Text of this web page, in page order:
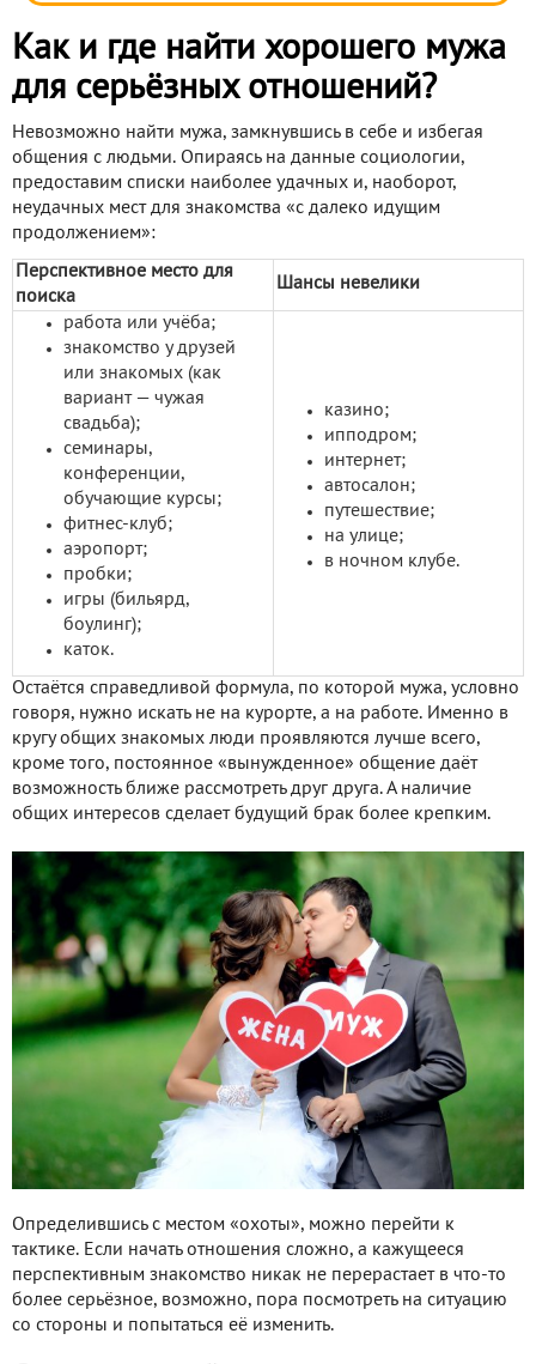
Как и где найти хорошего мужа
для серьёзных отношений?
Невозможно найти мужа, замкнувшись в себе и избегая
общения с людьми. Опираясь на данные социологии,
предоставим списки наиболее удачных и, наоборот,
неудачных мест для знакомства «с далеко идущим
продолжением»:
Перспективное место для
поиска
Шансы невелики
работа или учёба;
знакомство у друзей
или знакомых (как
вариант — чужая
свадьба);
семинары,
конференции,
обучающие курсы;
фитнес-клуб;
аэропорт;
пробки;
игры (бильярд,
боулинг);
каток.
казино;
ипподром;
интернет;
автосалон;
путешествие;
на улице;
в ночном клубе.
Остаётся справедливой формула, по которой мужа, условно
говоря, нужно искать не на курорте, а на работе. Именно в
кругу общих знакомых люди проявляются лучше всего,
кроме того, постоянное «вынужденное» общение даёт
возможность ближе рассмотреть друг друга. А наличие
общих интересов сделает будущий брак более крепким.
Определившись с местом «охоты», можно перейти к
тактике. Если начать отношения сложно, а кажущееся
перспективным знакомство никак не перерастает в что-то
более серьёзное, возможно, пора посмотреть на ситуацию
со стороны и попытаться её изменить.